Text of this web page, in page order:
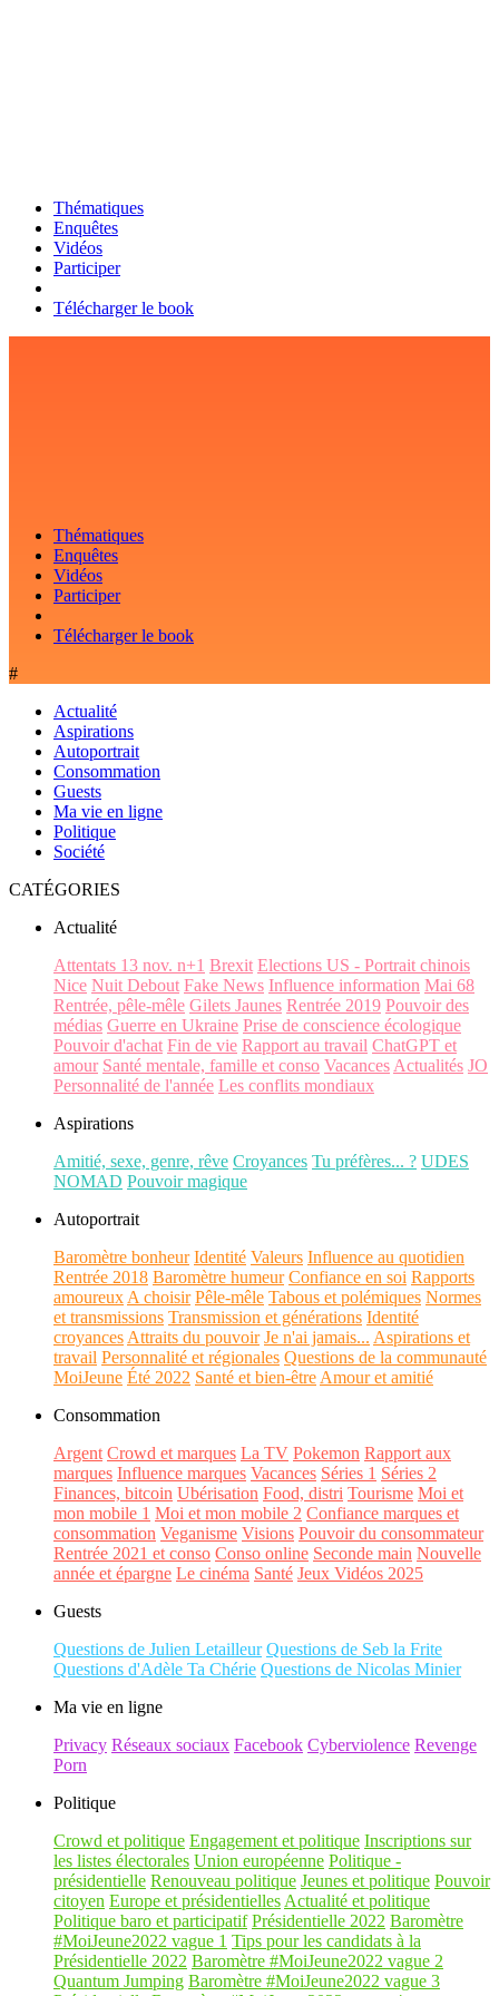
Thématiques
Enquêtes
Vidéos
Participer
Télécharger le book
Thématiques
Enquêtes
Vidéos
Participer
Télécharger le book
#
Actualité
Aspirations
Autoportrait
Consommation
Guests
Ma vie en ligne
Politique
Société
CATÉGORIES
Actualité
Attentats 13 nov. n+1 Brexit Elections US - Portrait chinois
Nice Nuit Debout Fake News Influence information Mai 68
Rentrée, pêle-mêle Gilets Jaunes Rentrée 2019 Pouvoir des
médias Guerre en Ukraine Prise de conscience écologique
Pouvoir d'achat Fin de vie Rapport au travail ChatGPT et
amour Santé mentale, famille et conso Vacances Actualités JO
Personnalité de l'année Les conflits mondiaux
Aspirations
Amitié, sexe, genre, rêve Croyances Tu préfères... ? UDES
NOMAD Pouvoir magique
Autoportrait
Baromètre bonheur Identité Valeurs Influence au quotidien
Rentrée 2018 Baromètre humeur Confiance en soi Rapports
amoureux A choisir Pêle-mêle Tabous et polémiques Normes
et transmissions Transmission et générations Identité
croyances Attraits du pouvoir Je n'ai jamais... Aspirations et
travail Personnalité et régionales Questions de la communauté
MoiJeune Été 2022 Santé et bien-être Amour et amitié
Consommation
Argent Crowd et marques La TV Pokemon Rapport aux
marques Influence marques Vacances Séries 1 Séries 2
Finances, bitcoin Ubérisation Food, distri Tourisme Moi et
mon mobile 1 Moi et mon mobile 2 Confiance marques et
consommation Veganisme Visions Pouvoir du consommateur
Rentrée 2021 et conso Conso online Seconde main Nouvelle
année et épargne Le cinéma Santé Jeux Vidéos 2025
Guests
Questions de Julien Letailleur Questions de Seb la Frite
Questions d'Adèle Ta Chérie Questions de Nicolas Minier
Ma vie en ligne
Privacy Réseaux sociaux Facebook Cyberviolence Revenge
Porn
Politique
Crowd et politique Engagement et politique Inscriptions sur
les listes électorales Union européenne Politique -
présidentielle Renouveau politique Jeunes et politique Pouvoir
citoyen Europe et présidentielles Actualité et politique
Politique baro et participatif Présidentielle 2022 Baromètre
#MoiJeune2022 vague 1 Tips pour les candidats à la
Présidentielle 2022 Baromètre #MoiJeune2022 vague 2
Quantum Jumping Baromètre #MoiJeune2022 vague 3